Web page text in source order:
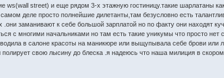
ws(wall street) и еще рядом 3-х этажную гостиницу.такие шарлатаны
деле просто полнейшие дилетанты,там безусловно есть
заманивают к себе большой зарплатой но по факту они находят
с многими начальниками но там есть такие уникумы что просто
в салоне красоты на маникюре или выщупывала себе брови или
свою лысину до блеска .я надеюсь что наша милиция в